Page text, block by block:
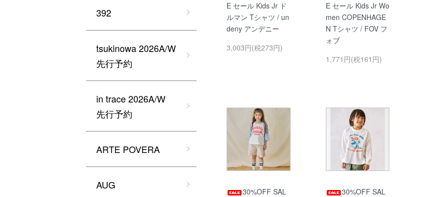
E セール Kids Jr ド
ルマン Tシャツ / un
deny アンデニー
3,003円(税273円)
E セール Kids Jr Wo
men COPENHAGE
N Tシャツ / FOV フ
ォブ
1,771円(税161円)
30%OFF SAL
30%OFF SAL
392
tsukinowa 2026A/W
先行予約
in trace 2026A/W
先行予約
ARTE POVERA
AUG